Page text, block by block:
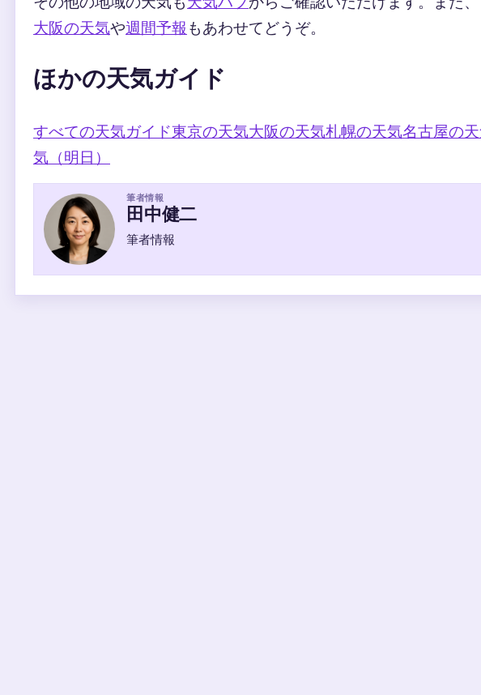
大阪の天気や週間予報もあわせてどうぞ。
ほかの天気ガイド
すべての天気ガイド東京の天気大阪の天気札幌の天気名古屋の
気（明日）
筆者情報
田中健二
筆者情報